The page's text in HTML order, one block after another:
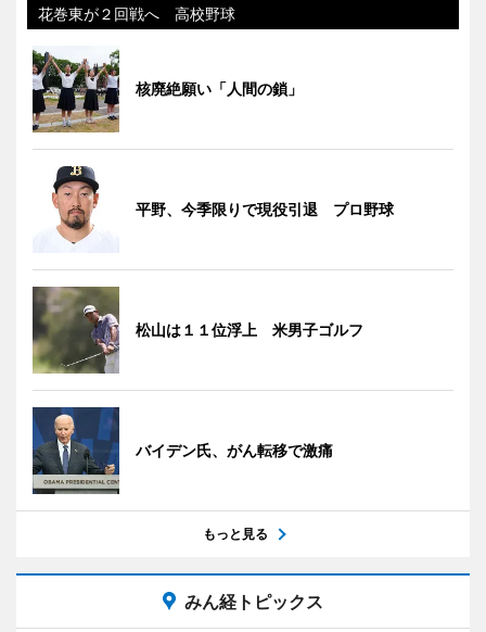
花巻東が２回戦へ 高校野球
核廃絶願い「人間の鎖」
平野、今季限りで現役引退 プロ野球
松山は１１位浮上 米男子ゴルフ
バイデン氏、がん転移で激痛
もっと見る
みん経トピックス